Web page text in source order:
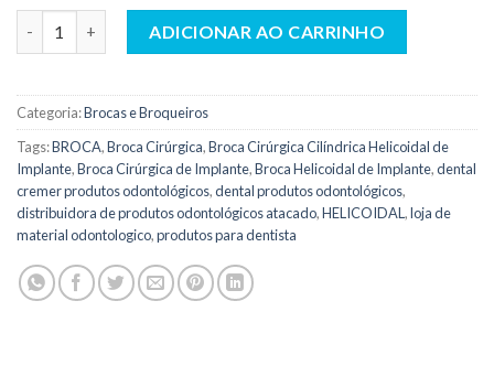
ADICIONAR AO CARRINHO
Categoria:Brocas e Broqueiros
Tags:BROCA,Broca Cirúrgica,Broca Cirúrgica Cilíndrica Helicoidal de
Implante,Broca Cirúrgica de Implante,Broca Helicoidal de Implante,dental
cremer produtos odontológicos,dental produtos odontológicos,
distribuidora de produtos odontológicos atacado,HELICOIDAL ,loja de
material odontologico,produtos para dentista